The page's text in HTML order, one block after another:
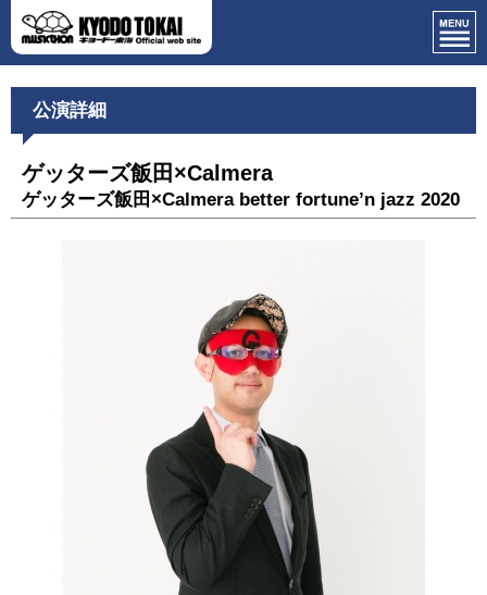
公演詳細
ゲッターズ飯田×Calmera
ゲッターズ飯田×Calmera better fortune’n jazz 2020